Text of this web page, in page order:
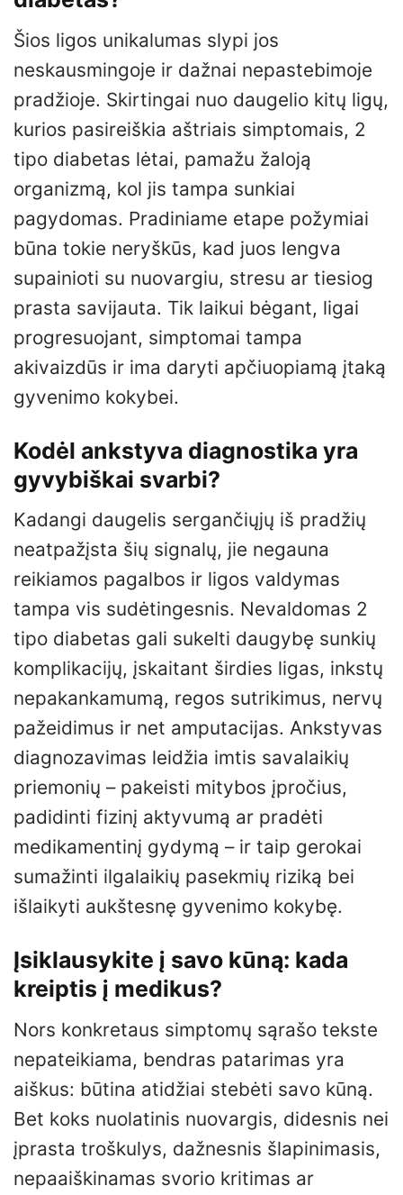
Šios ligos unikalumas slypi jos
neskausmingoje ir dažnai nepastebimoje
pradžioje. Skirtingai nuo daugelio kitų ligų,
kurios pasireiškia aštriais simptomais, 2
tipo diabetas lėtai, pamažu žaloją
organizmą, kol jis tampa sunkiai
pagydomas. Pradiniame etape požymiai
būna tokie neryškūs, kad juos lengva
supainioti su nuovargiu, stresu ar tiesiog
prasta savijauta. Tik laikui bėgant, ligai
progresuojant, simptomai tampa
akivaizdūs ir ima daryti apčiuopiamą įtaką
gyvenimo kokybei.
Kodėl ankstyva diagnostika yra
gyvybiškai svarbi?
Kadangi daugelis sergančiųjų iš pradžių
neatpažįsta šių signalų, jie negauna
reikiamos pagalbos ir ligos valdymas
tampa vis sudėtingesnis. Nevaldomas 2
tipo diabetas gali sukelti daugybę sunkių
komplikacijų, įskaitant širdies ligas, inkstų
nepakankamumą, regos sutrikimus, nervų
pažeidimus ir net amputacijas. Ankstyvas
diagnozavimas leidžia imtis savalaikių
priemonių – pakeisti mitybos įpročius,
padidinti fizinį aktyvumą ar pradėti
medikamentinį gydymą – ir taip gerokai
sumažinti ilgalaikių pasekmių riziką bei
išlaikyti aukštesnę gyvenimo kokybę.
Įsiklausykite į savo kūną: kada
kreiptis į medikus?
Nors konkretaus simptomų sąrašo tekste
nepateikiama, bendras patarimas yra
aiškus: būtina atidžiai stebėti savo kūną.
Bet koks nuolatinis nuovargis, didesnis nei
įprasta troškulys, dažnesnis šlapinimasis,
nepaaiškinamas svorio kritimas ar